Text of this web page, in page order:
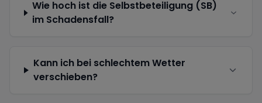
Wie hoch ist die Selbstbeteiligung (SB)
im Schadensfall?
Kann ich bei schlechtem Wetter
verschieben?